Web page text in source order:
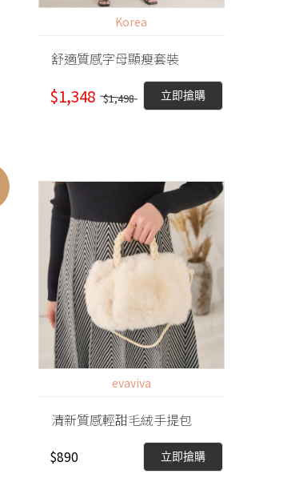
Korea
舒適質感字母顯瘦套裝
$1,348 $1,498 立即搶購
evaviva
清新質感輕甜毛絨手提包
$890 立即搶購